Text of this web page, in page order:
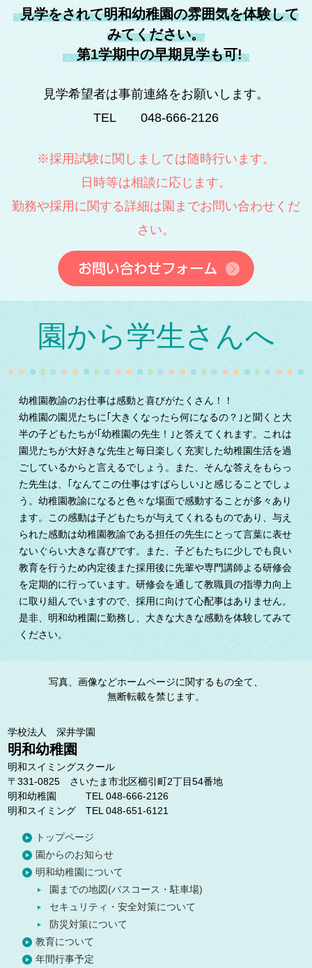
見学をされて明和幼稚園の雰囲気を体験して
みてください。
第1学期中の早期見学も可!
見学希望者は事前連絡をお願いします。
TEL 048-666-2126
※採用試験に関しましては随時行います。
日時等は相談に応じます。
勤務や採用に関する詳細は園までお問い合わせくだ
さい。
園から学生さんへ
幼稚園教諭のお仕事は感動と喜びがたくさん！！
幼稚園の園児たちに｢大きくなったら何になるの？｣と聞くと大
半の子どもたちが｢幼稚園の先生！｣と答えてくれます。これは
園児たちが大好きな先生と毎日楽しく充実した幼稚園生活を過
ごしているからと言えるでしょう。また、そんな答えをもらっ
た先生は、｢なんてこの仕事はすばらしい｣と感じることでしょ
う。幼稚園教諭になると色々な場面で感動することが多々あり
ます。この感動は子どもたちが与えてくれるものであり、与え
られた感動は幼稚園教諭である担任の先生にとって言葉に表せ
ないぐらい大きな喜びです。また、子どもたちに少しでも良い
教育を行うため内定後また採用後に先輩や専門講師よる研修会
を定期的に行っています。研修会を通して教職員の指導力向上
に取り組んでいますので、採用に向けて心配事はありません。
是非、明和幼稚園に勤務し、大きな大きな感動を体験してみて
ください。
写真、画像などホームページに関するもの全て、
無断転載を禁じます。
学校法人 深井学園
明和幼稚園
明和スイミングスクール
〒331-0825 さいたま市北区櫛引町2丁目54番地
明和幼稚園 TEL 048-666-2126
明和スイミング TEL 048-651-6121
トップページ
園からのお知らせ
明和幼稚園について
園までの地図(バスコース・駐車場)
セキュリティ・安全対策について
防災対策について
教育について
年間行事予定